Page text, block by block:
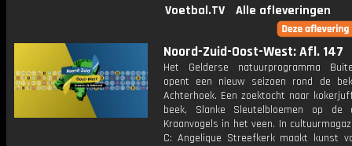
Voetbal.TV
Alle afleveringen
Noord-Zuid-Oost-West: Afl. 147
Het Gelderse natuurprogramma
opent een nieuw seizoen rond de
Achterhoek. Een zoektocht naar
beek, Slanke Sleutelbloemen op de
Kraanvogels in het veen. In
C: Angelique Streefkerk maakt kunst